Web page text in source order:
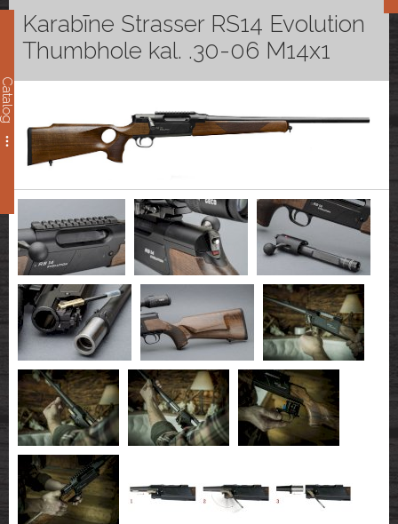
Catalog
Karabīne Strasser RS14 Evolution
Thumbhole kal. .30-06 M14x1